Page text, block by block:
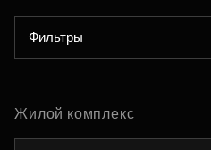
Фильтры
Жилой комплекс